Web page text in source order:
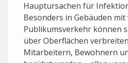
Hauptursachen für
Besonders in Gebäuden mit
Publikumsverkehr können
über Oberflächen
Mitarbeitern, Bewohnern